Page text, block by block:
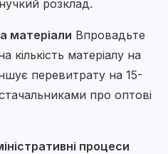
розклад.
матеріали Впровадьте
кількість матеріалу на
перевитрату на 15-
про оптові
процеси